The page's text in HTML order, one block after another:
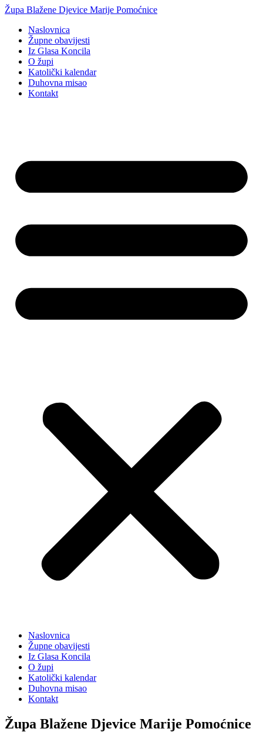
Idi
sadržaj
Župa Blažene Djevice Marije Pomoćnice
Naslovnica
Župne obavijesti
Iz Glasa Koncila
O župi
Katolički kalendar
Duhovna misao
Kontakt
Naslovnica
Župne obavijesti
Iz Glasa Koncila
O župi
Katolički kalendar
Duhovna misao
Kontakt
Župa Blažene Djevice Marije Pomoćnice